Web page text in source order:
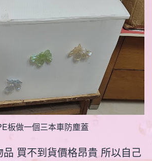
板做一個三本車防塵蓋
買不到貨價格昂貴 所以自己